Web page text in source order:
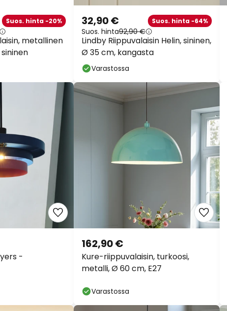
metallinen
Suos. hinta -20%
Lindby Riippuvalaisin Helin, sininen,
Ø 35 cm, kangasta
32,90 € Suos. hinta -64%
Suos. hinta92,90 €
Varastossa
-
Kure-riippuvalaisin, turkoosi,
metalli, Ø 60 cm, E27
162,90 €
Varastossa